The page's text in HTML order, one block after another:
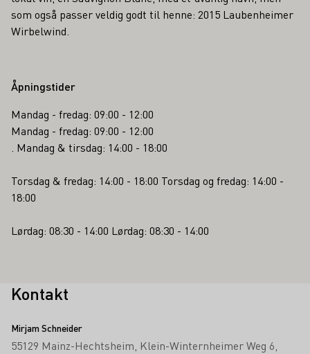
som også passer veldig godt til henne: 2015 Laubenheimer
Wirbelwind.
Åpningstider
Mandag - fredag: 09:00 - 12:00
Mandag - fredag: 09:00 - 12:00
. Mandag & tirsdag: 14:00 - 18:00
Torsdag & fredag: 14:00 - 18:00 Torsdag og fredag: 14:00 -
18:00
Lørdag: 08:30 - 14:00 Lørdag: 08:30 - 14:00
Kontakt
Mirjam Schneider
55129 Mainz-Hechtsheim Klein-Winternheimer Weg 6